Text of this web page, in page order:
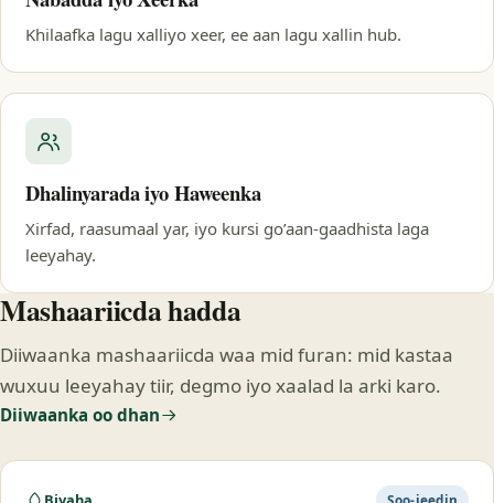
Khilaafka lagu xalliyo xeer, ee aan lagu xallin hub.
Dhalinyarada iyo Haweenka
Xirfad, raasumaal yar, iyo kursi go’aan-gaadhista laga
leeyahay.
Mashaariicda hadda
Diiwaanka mashaariicda waa mid furan: mid kastaa
wuxuu leeyahay tiir, degmo iyo xaalad la arki karo.
Diiwaanka oo dhan
Soo-jeedin